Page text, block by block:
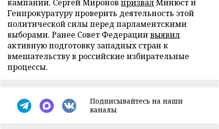
кампании. Сергей Миронов призвалМинюст и
Генпрокуратуру проверить деятельность этой
политической силы перед парламентскими
выборами. Ранее Совет Федерациивыявил
активную подготовку западных стран к
вмешательству в российские избирательные
процессы.
Подписывайтесь на наши
каналы